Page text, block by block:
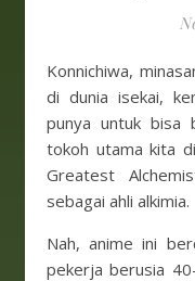
Konnichiwa, minasan~~~ Minasan, kalau kalian hidup
di dunia isekai,
punya untuk bisa
tokoh utama kita
Greatest
sebagai ahli alkimia.
Nah, anime ini
pekerja berusia